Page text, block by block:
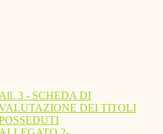
All. 3 - SCHEDA DI
DEI TITOLI